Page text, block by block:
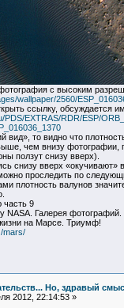
с высоким
wallpaper/2560/
ссылку, обсуждается
PDS/EXTRAS/RDR/ESP/
вид», то видно что
чем внизу фотографии,
ползут снизу вверх).
снизу вверх
проследить по
плотность валунов
часть 9
NASA. Галерея фотографий.
на Марсе. Триумф!
mars/
Но, здравый
2012, 22:14:53 »